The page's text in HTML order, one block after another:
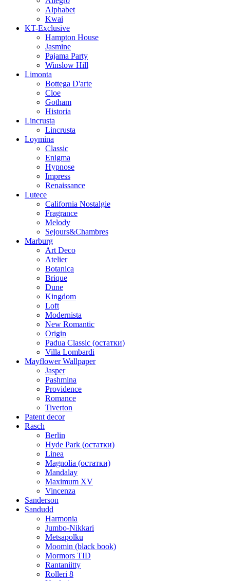
Alphabet
Kwai
KT-Exclusive
Hampton House
Jasmine
Pajama Party
Winslow Hill
Limonta
Bottega D'arte
Cloe
Gotham
Historia
Lincrusta
Lincrusta
Loymina
Classic
Enigma
Hypnose
Impress
Renaissance
Lutece
California Nostalgie
Fragrance
Melody
Sejours&Chambres
Marburg
Art Deco
Atelier
Botanica
Brique
Dune
Kingdom
Loft
Modernista
New Romantic
Origin
Padua Classic (остатки)
Villa Lombardi
Mayflower Wallpaper
Jasper
Pashmina
Providence
Romance
Tiverton
Patent decor
Rasch
Berlin
Hyde Park (остатки)
Linea
Magnolia (остатки)
Mandalay
Maximum XV
Vincenza
Sanderson
Sandudd
Harmonia
Jumbo-Nikkari
Metsapolku
Moomin (black book)
Mormors TID
Rantaniitty
Rolleri 8